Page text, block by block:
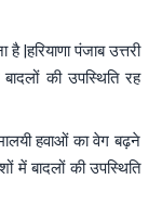
|हरियाणा पंजाब उत्तरी
की उपस्थिति रह
हवाओं का वेग बढ़ने
में बादलों की उपस्थिति